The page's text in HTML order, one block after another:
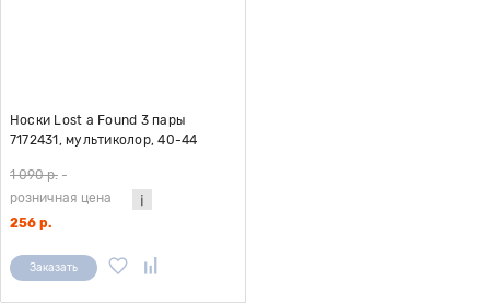
Носки Lost a Found 3 пары
7172431, мультиколор, 40-44
1 090 р. -
розничная цена
256 р.
Заказать